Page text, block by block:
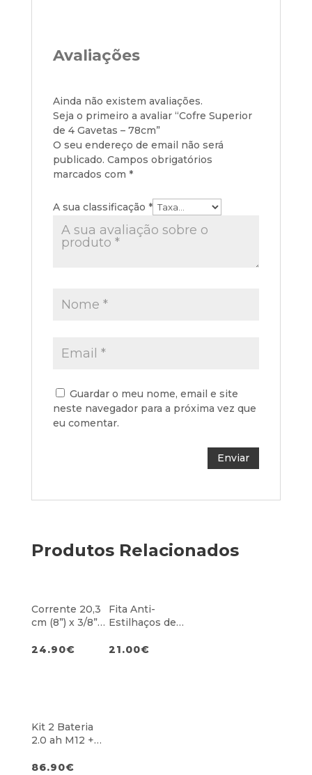
Avaliações
Ainda não existem avaliações.
Seja o primeiro a avaliar “Cofre Superior
de 4 Gavetas – 78cm”
O seu endereço de email não será
publicado. Campos obrigatórios
marcados com *
A sua classificação *
Guardar o meu nome, email e site
neste navegador para a próxima vez que
eu comentar.
Produtos Relacionados
Corrente 20,3
cm (8”) x 3/8”
24.90€
Fita Anti-
Estilhaços de
21.00€
Kit 2 Bateria
2.0 ah M12 +
M12
86.90€